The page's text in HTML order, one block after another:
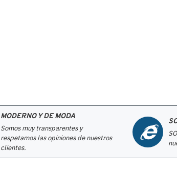
MODERNO Y DE MODA
Somos muy transparentes y
respetamos las opiniones de nuestros
clientes.